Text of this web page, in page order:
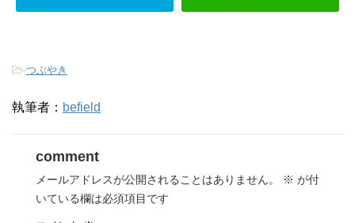
-つぶやき
執筆者： befield
comment
メールアドレスが公開されることはありません。 ※ が付
いている欄は必須項目です